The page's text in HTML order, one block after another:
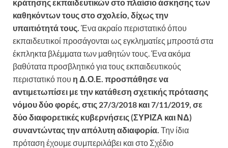
κράτησης εκπαιδευτικών στο πλαίσιο άσκησης των
καθηκόντων τους στο σχολείο, δίχως την
υπαιτιότητά τους. Ένα ακραίο περιστατικό όπου
εκπαιδευτικοί προσάγονται ως εγκληματίες μπροστά στα
έκπληκτα βλέμματα των μαθητών τους. Ένα ακόμα
βαθύτατα προσβλητικό για τους εκπαιδευτικούς
περιστατικό που η Δ.Ο.Ε. προσπάθησε να
αντιμετωπίσει με την κατάθεση σχετικής πρότασης
νόμου δύο φορές, στις 27/3/2018 και 7/11/2019, σε
δύο διαφορετικές κυβερνήσεις (ΣΥΡΙΖΑ και ΝΔ)
συναντώντας την απόλυτη αδιαφορία. Την ίδια
πρόταση έχουμε συμπεριλάβει και στο Σχέδιο